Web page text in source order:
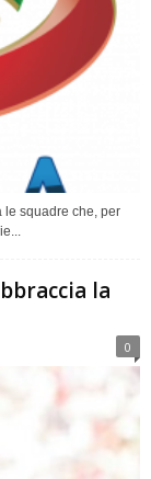
le squadre che, per
la
0